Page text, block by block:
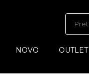
NOVO OUTLET